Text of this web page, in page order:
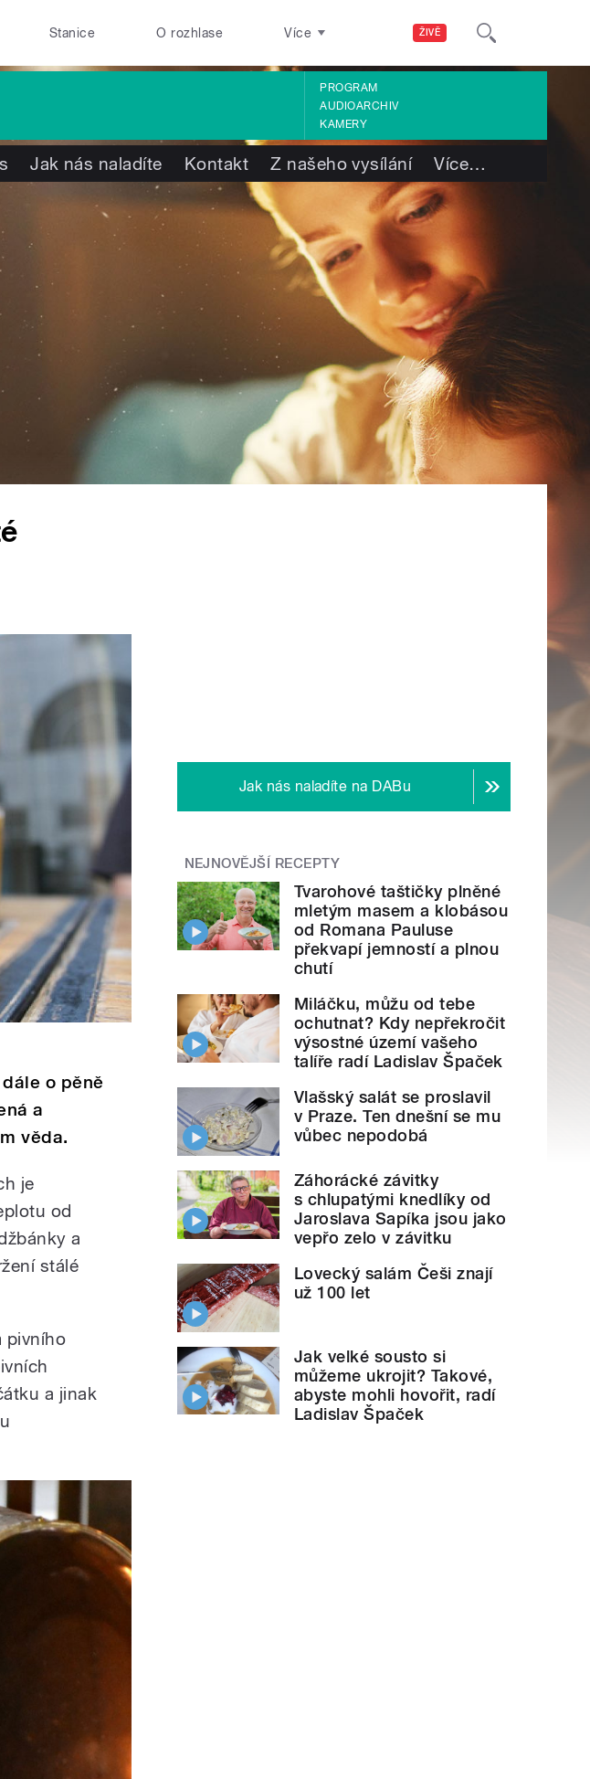
ŽIVĚ
Stanice O rozhlase Více
PROGRAM
AUDIOARCHIV
KAMERY
Jak nás naladíte Kontakt Z našeho vysílání Více…
o pěně
a
věda.
je
od
a
stálé
pivního
a jinak
Jak nás naladíte na DABu
NEJNOVĚJŠÍ RECEPTY
Tvarohové taštičky plněné
mletým masem a klobásou
od Romana Pauluse
překvapí jemností a plnou
chutí
Miláčku, můžu od tebe
ochutnat? Kdy nepřekročit
výsostné území vašeho
talíře radí Ladislav Špaček
Vlašský salát se proslavil
v Praze. Ten dnešní se mu
vůbec nepodobá
Záhorácké závitky
s chlupatými knedlíky od
Jaroslava Sapíka jsou jako
vepřo zelo v závitku
Lovecký salám Češi znají
už 100 let
Jak velké sousto si
můžeme ukrojit? Takové,
abyste mohli hovořit, radí
Ladislav Špaček